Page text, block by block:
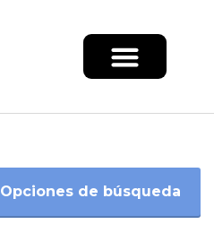
Opciones de búsqueda